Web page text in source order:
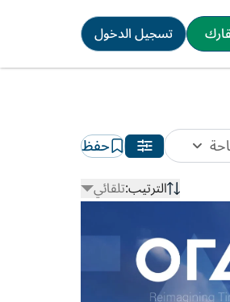
تسجيل الدخول
حفظ
الترتيب:تلقائي